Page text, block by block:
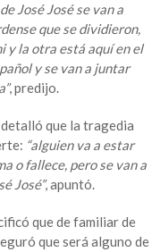
José José se van a
que se dividieron,
y la otra está aquí en el
y se van a juntar
, predijo.
que la tragedia
“alguien va a estar
o fallece, pero se van a
José”, apuntó.
que de familiar de
que será alguno de